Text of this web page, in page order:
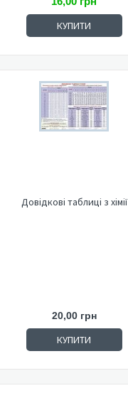
КУПИТИ
Довідкові таблиці з хімії
20,00 грн
КУПИТИ